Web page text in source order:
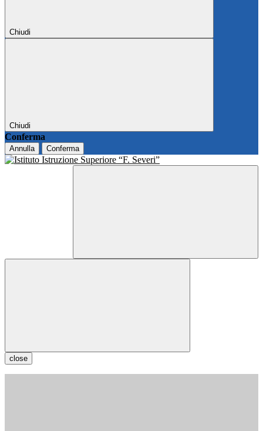
Chiudi
Chiudi
Conferma
Annulla Conferma
close